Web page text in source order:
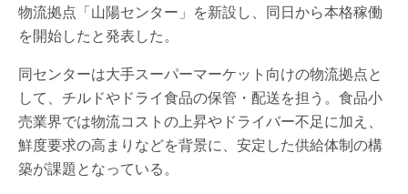
物流拠点「山陽センター」を新設し、同日から本格稼働
を開始したと発表した。
同センターは大手スーパーマーケット向けの物流拠点と
して、チルドやドライ食品の保管・配送を担う。食品小
売業界では物流コストの上昇やドライバー不足に加え、
鮮度要求の高まりなどを背景に、安定した供給体制の構
築が課題となっている。